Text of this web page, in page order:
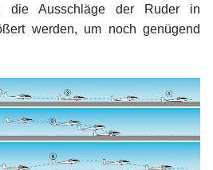
die Ausschläge der Ruder in
werden, um noch genügend